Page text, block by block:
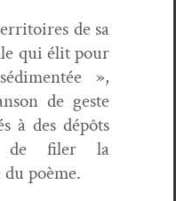
de sa
qui élit pour
»,
de geste
à des dépôts
de fil­er la
poème.